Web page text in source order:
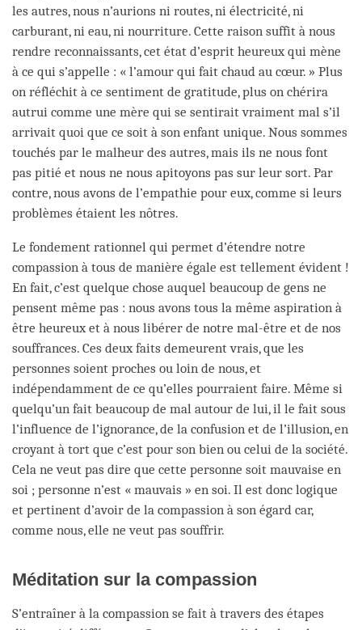
les autres, nous n’aurions ni routes, ni électricité, ni
carburant, ni eau, ni nourriture. Cette raison suffit à nous
rendre reconnaissants, cet état d’esprit heureux qui mène
à ce qui s’appelle : « l’amour qui fait chaud au cœur. » Plus
on réfléchit à ce sentiment de gratitude, plus on chérira
autrui comme une mère qui se sentirait vraiment mal s’il
arrivait quoi que ce soit à son enfant unique. Nous sommes
touchés par le malheur des autres, mais ils ne nous font
pas pitié et nous ne nous apitoyons pas sur leur sort. Par
contre, nous avons de l’empathie pour eux, comme si leurs
problèmes étaient les nôtres.
Le fondement rationnel qui permet d’étendre notre
compassion à tous de manière égale est tellement évident !
En fait, c’est quelque chose auquel beaucoup de gens ne
pensent même pas : nous avons tous la même aspiration à
être heureux et à nous libérer de notre mal-être et de nos
souffrances. Ces deux faits demeurent vrais, que les
personnes soient proches ou loin de nous, et
indépendamment de ce qu’elles pourraient faire. Même si
quelqu’un fait beaucoup de mal autour de lui, il le fait sous
l’influence de l’ignorance, de la confusion et de l’illusion, en
croyant à tort que c’est pour son bien ou celui de la société.
Cela ne veut pas dire que cette personne soit mauvaise en
soi ; personne n’est « mauvais » en soi. Il est donc logique
et pertinent d’avoir de la compassion à son égard car,
comme nous, elle ne veut pas souffrir.
Méditation sur la compassion
S’entraîner à la compassion se fait à travers des étapes